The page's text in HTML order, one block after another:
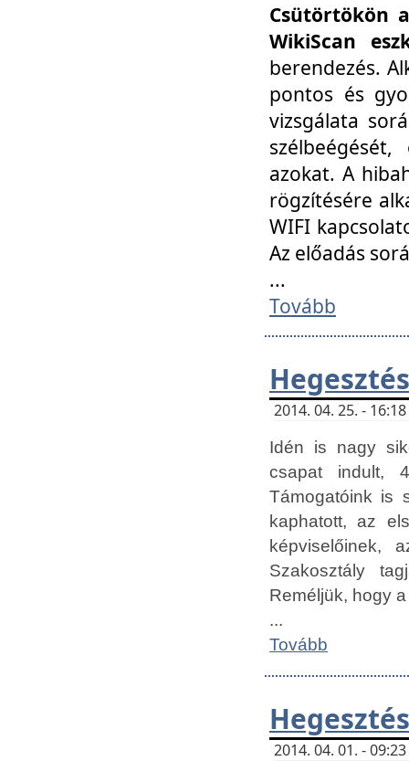
Csütörtökön
WikiScan
berendezés.
pontos és
vizsgálata
azokat. A
rögzítésére
WIFI
Az előadás
...
Tovább
2014. 04. 25. -
Idén is nagy
csapat indult,
Támogatóink is
kaphatott, az
képviselőinek,
Szakosztály
Reméljük, hogy
...
Tovább
2014. 04. 01. -